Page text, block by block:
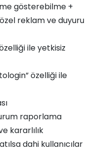
gösterebilme +
reklam ve duyuru
ile yetkisiz
özelliği ile
raporlama
kararlılık
dahi kullanıcılar